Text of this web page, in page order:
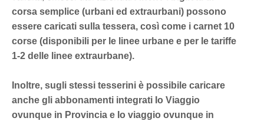
corsa semplice (urbani ed extraurbani) possono
essere caricati sulla tessera, così come i carnet 10
corse (disponibili per le linee urbane e per le tariffe
1-2 delle linee extraurbane).
Inoltre, sugli stessi tesserini è possibile caricare
anche gli abbonamenti integrati Io Viaggio
ovunque in Provincia e Io viaggio ovunque in